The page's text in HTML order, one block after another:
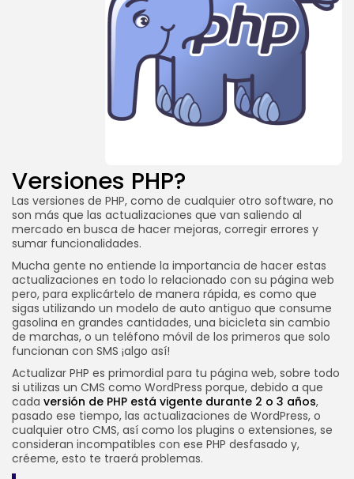
Versiones PHP?
Las versiones de PHP, como de cualquier otro software, no
son más que las actualizaciones que van saliendo al
mercado en busca de hacer mejoras, corregir errores y
sumar funcionalidades.
Mucha gente no entiende la importancia de hacer estas
actualizaciones en todo lo relacionado con su página web
pero, para explicártelo de manera rápida, es como que
sigas utilizando un modelo de auto antiguo que consume
gasolina en grandes cantidades, una bicicleta sin cambio
de marchas, o un teléfono móvil de los primeros que solo
funcionan con SMS ¡algo así!
Actualizar PHP es primordial para tu página web, sobre todo
si utilizas un CMS como WordPress porque, debido a que
cada versión de PHP está vigente durante 2 o 3 años,
pasado ese tiempo, las actualizaciones de WordPress, o
cualquier otro CMS, así como los plugins o extensiones, se
consideran incompatibles con ese PHP desfasado y,
créeme, esto te traerá problemas.